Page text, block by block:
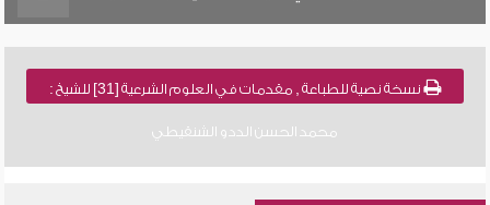
نسخة نصية للطباعة , مقدمات في العلوم الشرعية [31] للشيخ :
محمد الحسن الددو الشنقيطي